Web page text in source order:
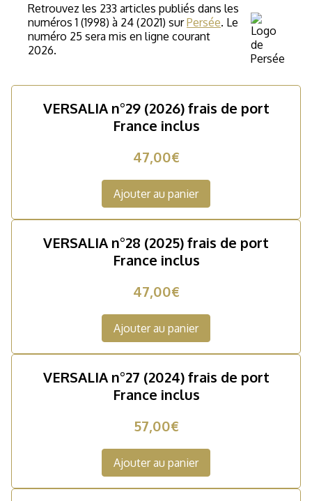
Retrouvez les 233 articles publiés dans les
numéros 1 (1998) à 24 (2021) surPersée. Le
numéro 25 sera mis en ligne courant
2026.
VERSALIA n°29 (2026) frais de port
France inclus
47,00€
Ajouter au panier
VERSALIA n°28 (2025) frais de port
France inclus
47,00€
Ajouter au panier
VERSALIA n°27 (2024) frais de port
France inclus
57,00€
Ajouter au panier